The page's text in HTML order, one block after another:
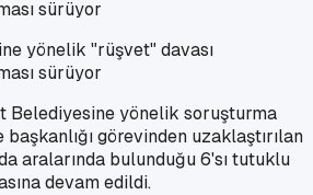
yönelik "rüşvet" davası
sürüyor
Belediyesine yönelik soruşturma
görevinden uzaklaştırılan
aralarında bulunduğu 6'sı tutuklu
devam edildi.